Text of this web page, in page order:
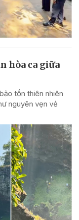
hòa ca giữa
tồn thiên nhiên
nguyên vẹn vẻ